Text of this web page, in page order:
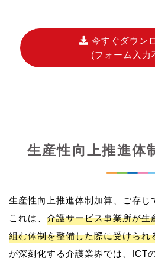
今すぐダウン
(フォーム入力
生産性向上推進体
生産性向上推進体制加算、ご存じ
これは、 介護サービス事業所が生
組む体制を整備した際に受けられ
が深刻化する介護業界では、ICT